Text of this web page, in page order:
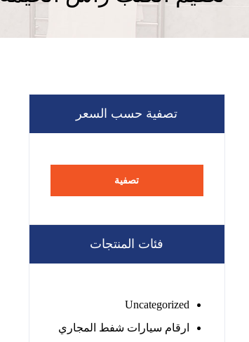
تصفية حسب السعر
تصفية
فئات المنتجات
Uncategorized
ارقام سيارات شفط المجاري